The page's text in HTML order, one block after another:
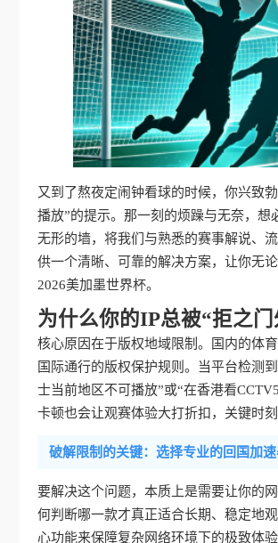
又到了熬夜定闹钟看球的时候，你兴致
播放”的提示。那一刻的烦躁与无奈，
无形的墙，将我们与熟悉的赛事解说、
供一个清晰、可靠的解决方案，让你无
2026美加墨世界杯。
为什么你的IP总被“拒之门
核心原因在于版权地域限制。国内的体
国际通行的版权保护规则。当平台检测
士当前地区不可播放”或“在香港看
卡顿也会让观赛体验大打折扣，关键时
破解限制的关键：选择专业的回国加
要解决这个问题，本质上是需要让你的
何判断哪一款才真正适合长期、稳定地
心功能来保障复杂网络环境下的极致体